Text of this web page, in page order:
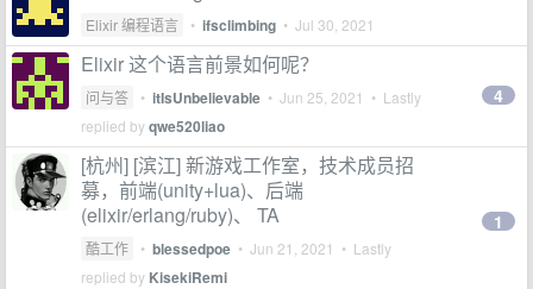
Elixir 编程语言 • ifsclimbing • Jul 30, 2021
Elixir 这个语言前景如何呢？
问与答 • itIsUnbelievable • Jun 25, 2021 • Lastly
replied byqwe520liao
4
[杭州] [滨江] 新游戏工作室，技术成员招
募，前端(unity+lua)、后端
(elixir/erlang/ruby)、 TA
酷工作 • blessedpoe • Jun 21, 2021 • Lastly
replied by KisekiRemi
1